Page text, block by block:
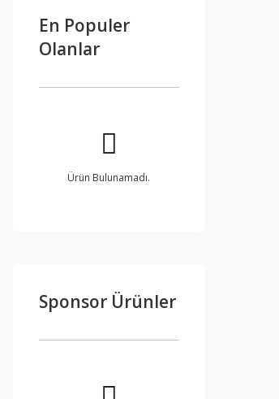
En Populer
Olanlar
Ürün Bulunamadı.
Sponsor Ürünler